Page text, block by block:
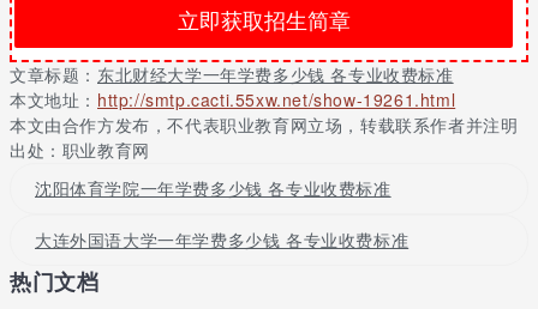
东北财经大学优势专业及录取分数线
专业名称 平均分 考生类别 录取批次
会计学
602 文科
一批
工商管理类
新闻传播学类
568 文科
一批
工商管理类
570 文科
一批
财政学类
文章标题： 东北财经大学一年学费多少钱 各专业收费标准
本文地址： http://smtp.cacti.55xw.net/show-19261.html
本文由合作方发布，不代表职业教育网立场，转载联系作者并注明
出处：职业教育网
沈阳体育学院一年学费多少钱 各专业收费标准
大连外国语大学一年学费多少钱 各专业收费标准
热门文档